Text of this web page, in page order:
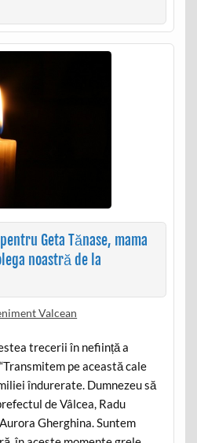
Geta Tănase, mama
noastră de la
Valcean
trecerii în neființă a
pe această cale
îndurerate. Dumnezeu să
de Vâlcea, Radu
Gherghina. Suntem